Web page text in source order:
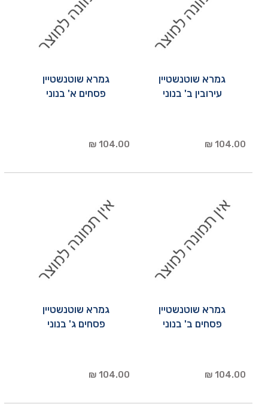
גמרא שוטנשטיין
עירובין ב' בנוני
104.00 ₪
גמרא שוטנשטיין
פסחים א' בנוני
104.00 ₪
גמרא שוטנשטיין
פסחים ב' בנוני
104.00 ₪
גמרא שוטנשטיין
פסחים ג' בנוני
104.00 ₪